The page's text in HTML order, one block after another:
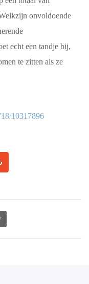
onvoldoende
echt een tandje bij,
te zitten als ze
10317896